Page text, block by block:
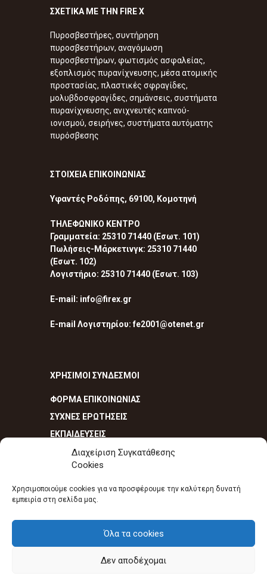
Διαχείριση Συγκατάθεσης
Cookies
Χρησιμοποιούμε cookies για να προσφέρουμε την καλύτερη δυνατή
εμπειρία στη σελίδα μας.
Όλα τα cookies
Δεν αποδέχομαι
ΣΧΕΤΙΚΑ ΜΕ ΤΗΝ FIRE X
Πυροσβεστήρες, συντήρηση
πυροσβεστήρων, αναγόμωση
πυροσβεστήρων, φωτισμός ασφαλείας,
εξοπλισμός πυρανίχνευσης, μέσα ατομικής
προστασίας, πλαστικές σφραγίδες,
μολυβδοσφραγίδες, σημάνσεις, συστήματα
πυρανίχνευσης, ανιχνευτές καπνού-
ιονισμού, σειρήνες, συστήματα αυτόματης
πυρόσβεσης
ΣΤΟΙΧΕΙΑ ΕΠΙΚΟΙΝΩΝΙΑΣ
Υφαντές Ροδόπης, 69100, Κομοτηνή
ΤΗΛΕΦΩΝΙΚΟ ΚΕΝΤΡΟ
Γραμματεία: 25310 71440 (Εσωτ. 101)
Πωλήσεις-Μάρκετινγκ: 25310 71440
(Εσωτ. 102)
Λογιστήριο: 25310 71440 (Εσωτ. 103)
E-mail: info@firex.gr
E-mail Λογιστηρίου: fe2001@otenet.gr
ΧΡΗΣΙΜΟΙ ΣΥΝΔΕΣΜΟΙ
ΦΟΡΜΑ ΕΠΙΚΟΙΝΩΝΙΑΣ
ΣΥΧΝΕΣ ΕΡΩΤΗΣΕΙΣ
ΕΚΠΑΙΔΕΥΣΕΙΣ
Πυροσβεστικά είδη - Πυροσβεστήρες
Κομοτηνή Ροδόπη Μακεδονία Θράκη -
Πυρασφάλεια - Πυροπροστασία © 2020.
Πολιτική Cookies-Πολιτική απορρήτου